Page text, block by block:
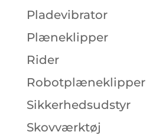
Pladevibrator
Plæneklipper
Rider
Robotplæneklipper
Sikkerhedsudstyr
Skovværktøj